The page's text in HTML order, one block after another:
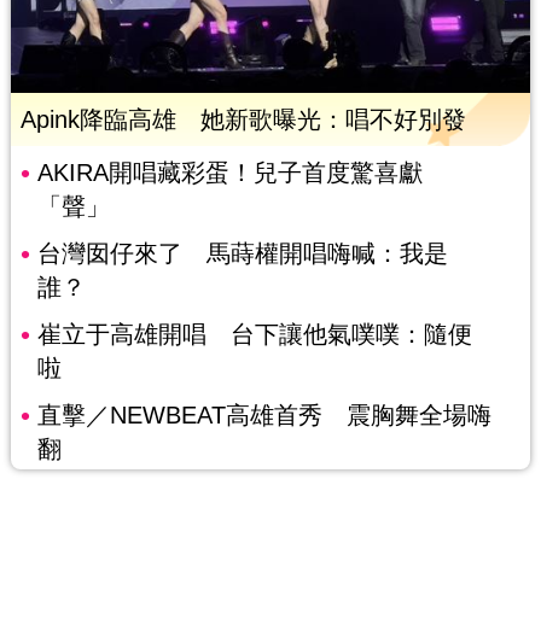
Apink降臨高雄 她新歌曝光：唱不好別發
AKIRA開唱藏彩蛋！兒子首度驚喜獻
「聲」
台灣囡仔來了 馬蒔權開唱嗨喊：我是
誰？
崔立于高雄開唱 台下讓他氣噗噗：隨便
啦
直擊／NEWBEAT高雄首秀 震胸舞全場嗨
翻